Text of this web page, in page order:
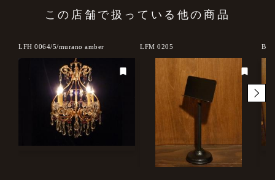
この店舗で扱っている他の商品
LFH 0064/5/murano amber LFM 0205